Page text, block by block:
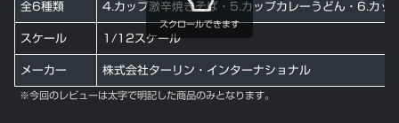
全6種類
4.カップ激辛焼きそば・5.カップカレーうどん・6.カッ
スケール 1/12スケール
メーカー 株式会社ターリン・インターナショナル
スクロールできます
※今回のレビューは太字で明記した商品のみとなります。